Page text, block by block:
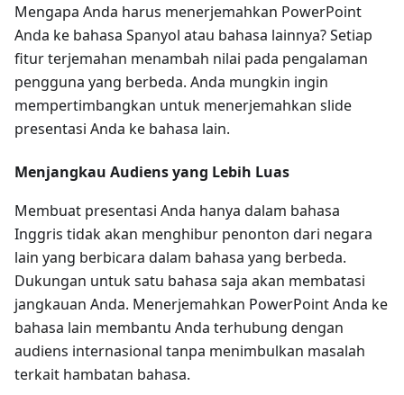
Mengapa Anda harus menerjemahkan PowerPoint
Anda ke bahasa Spanyol atau bahasa lainnya? Setiap
fitur terjemahan menambah nilai pada pengalaman
pengguna yang berbeda. Anda mungkin ingin
mempertimbangkan untuk menerjemahkan slide
presentasi Anda ke bahasa lain.
Menjangkau Audiens yang Lebih Luas
Membuat presentasi Anda hanya dalam bahasa
Inggris tidak akan menghibur penonton dari negara
lain yang berbicara dalam bahasa yang berbeda.
Dukungan untuk satu bahasa saja akan membatasi
jangkauan Anda. Menerjemahkan PowerPoint Anda ke
bahasa lain membantu Anda terhubung dengan
audiens internasional tanpa menimbulkan masalah
terkait hambatan bahasa.